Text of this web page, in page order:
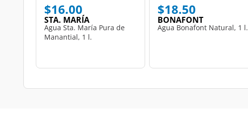
$16.00
STA. MARÍA
Agua Sta. María Pura de
Manantial, 1 l.
$18.50
BONAFONT
Agua Bonafont Natural, 1 l.